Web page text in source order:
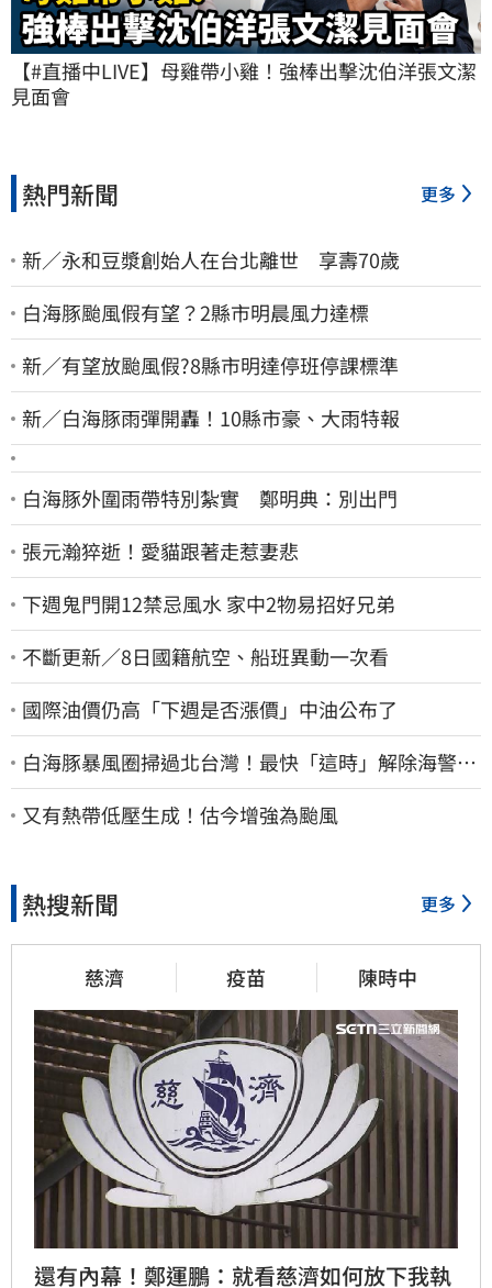
【#直播中LIVE】母雞帶小雞！強棒出擊沈伯洋張文潔
見面會
熱門新聞 更多
新／永和豆漿創始人在台北離世 享壽70歲
白海豚颱風假有望？2縣市明晨風力達標
新／有望放颱風假?8縣市明達停班停課標準
新／白海豚雨彈開轟！10縣市豪、大雨特報
白海豚外圍雨帶特別紮實 鄭明典：別出門
張元瀚猝逝！愛貓跟著走惹妻悲
下週鬼門開12禁忌風水 家中2物易招好兄弟
不斷更新／8日國籍航空、船班異動一次看
國際油價仍高「下週是否漲價」中油公布了
白海豚暴風圈掃過北台灣！最快「這時」解除海警
9日停班停課一覽
又有熱帶低壓生成！估今增強為颱風
熱搜新聞 更多
慈濟 疫苗 陳時中
還有內幕！鄭運鵬：就看慈濟如何放下我執